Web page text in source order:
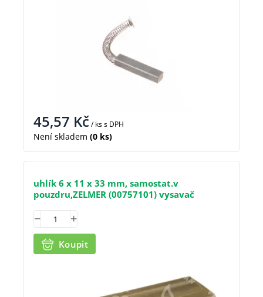
45,57 Kč/ kss DPH
Není skladem (0 ks)
uhlík 6 x 11 x 33 mm, samostat.v
pouzdru,ZELMER (00757101) vysavač
Koupit